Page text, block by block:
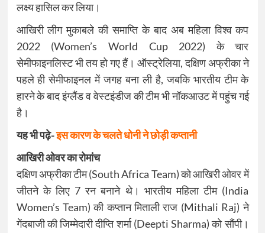
लक्ष्य हासिल कर लिया।
आखिरी लीग मुकाबले की समाप्ति के बाद अब महिला विश्व कप
2022 (Women’s World Cup 2022) के चार
सेमीफाइनलिस्ट भी तय हो गए हैं। ऑस्ट्रेलिया, दक्षिण अफ्रीका ने
पहले ही सेमीफाइनल में जगह बना ली है, जबकि भारतीय टीम के
हारने के बाद इंग्लैंड व वेस्टइंडीज की टीम भी नॉकआउट में पहुंच गई
है।
यह भी पढ़े-इस कारण के चलते धोनी ने छोड़ी कप्तानी
आखिरी ओवर का रोमांच
दक्षिण अफ्रीका टीम (South Africa Team) को आखिरी ओवर में
जीतने के लिए 7 रन बनाने थे। भारतीय महिला टीम (India
Women’s Team) की कप्तान मिताली राज (Mithali Raj) ने
गेंदबाजी की जिम्मेदारी दीप्ति शर्मा (Deepti Sharma) को सौंपी।